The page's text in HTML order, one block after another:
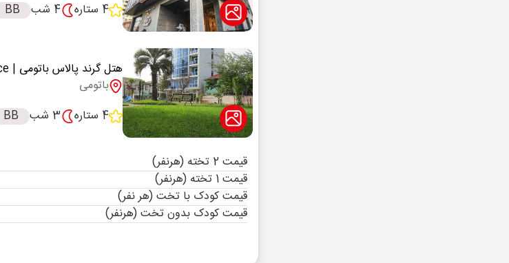
4 ستاره
4 شب BB
هتل گرند پالاس باتومی | grand palace
باتومی
4 ستاره
3 شب BB
قیمت 2 تخته (هرنفر)
قیمت 1 تخته (هرنفر)
قیمت کودک با تخت (هر نفر)
قیمت کودک بدون تخت (هرنفر)